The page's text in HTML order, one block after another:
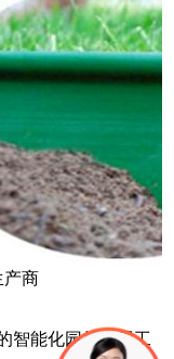
产商
智能化园林景观工